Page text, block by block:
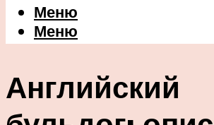
Меню
Меню
Английский